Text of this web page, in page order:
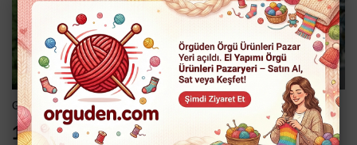
Genel Örgü Bilgileri - Haziran 2, 2025
10 En Çok Tercih Edilen Örgü